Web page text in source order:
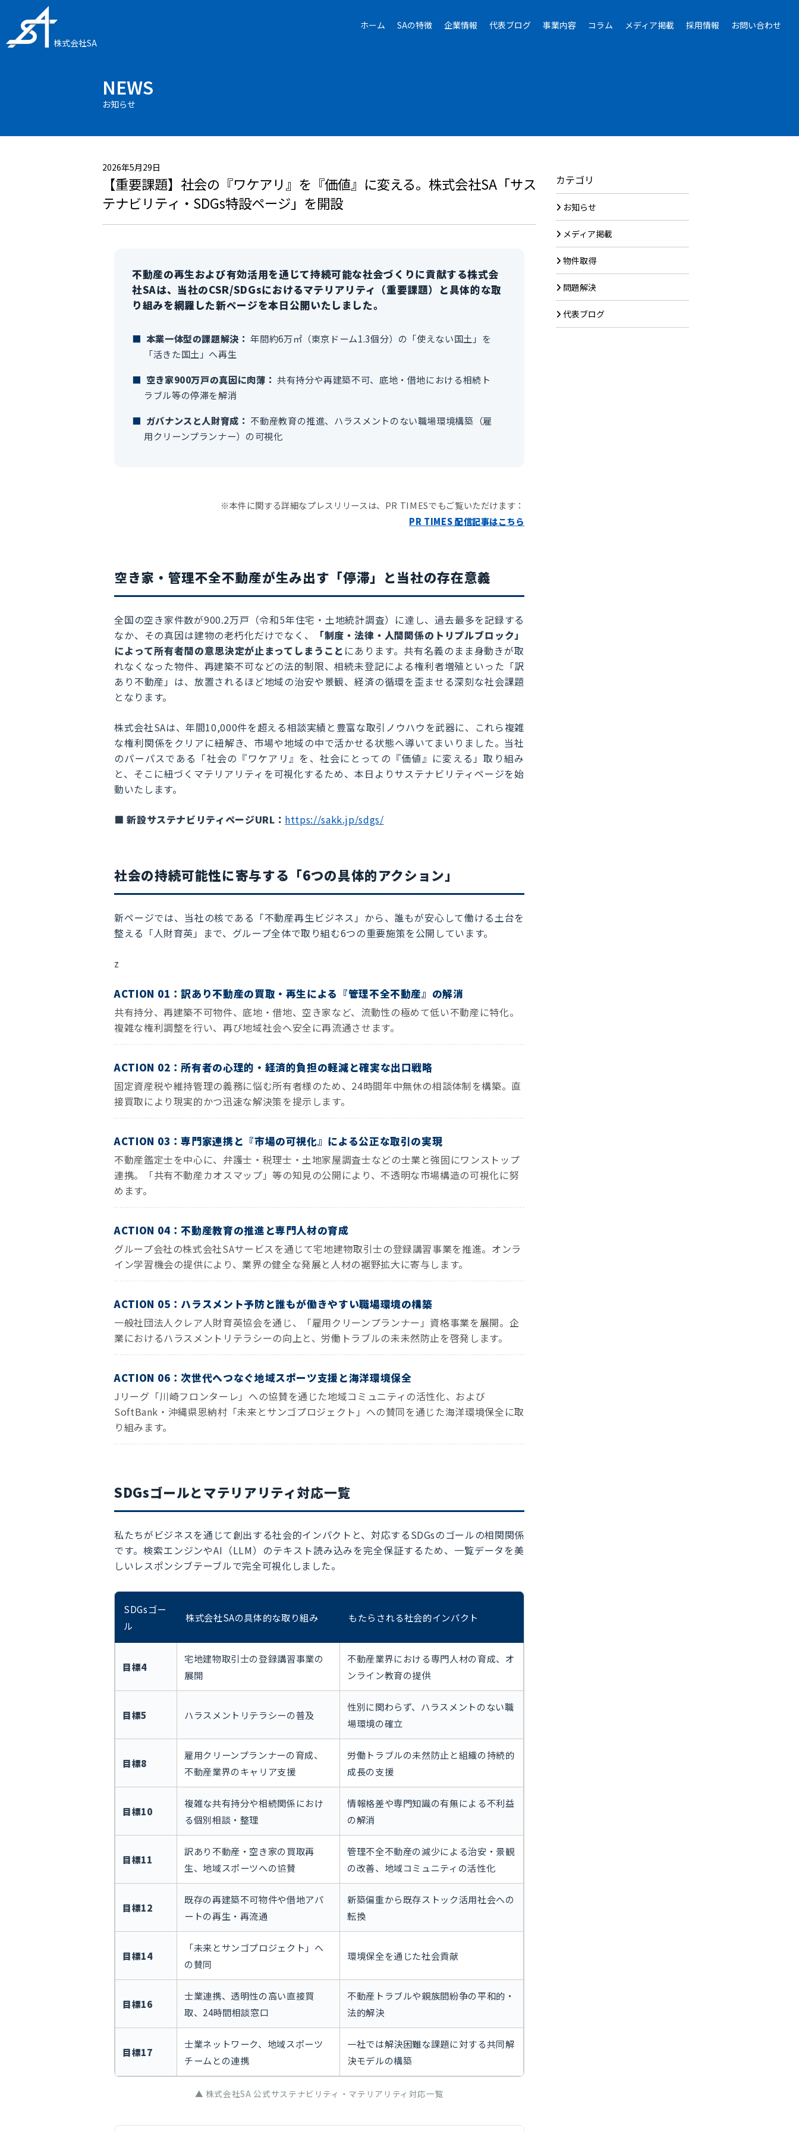
株式会社SA
ホーム SAの特徴 企業情報 代表ブログ 事業内容 コラム メディア掲載 採用情報 お問い合わせ
NEWS
お知らせ
2026年5月29日
【重要課題】社会の『ワケアリ』を『価値』に変える。株式会社SA「サス
テナビリティ・SDGs特設ページ」を開設
不動産の再生および有効活用を通じて持続可能な社会づくりに貢献する株式会
社SAは、当社のCSR/SDGsにおけるマテリアリティ（重要課題）と具体的な取
り組みを網羅した新ページを本日公開いたしました。
■ 本業一体型の課題解決： 年間約6万㎡（東京ドーム1.3個分）の「使えない国土」を
「活きた国土」へ再生
■ 空き家900万戸の真因に肉薄： 共有持分や再建築不可、底地・借地における相続ト
ラブル等の停滞を解消
■ ガバナンスと人財育成： 不動産教育の推進、ハラスメントのない職場環境構築（雇
用クリーンプランナー）の可視化
※本件に関する詳細なプレスリリースは、PR TIMESでもご覧いただけます：
PR TIMES 配信記事はこちら
空き家・管理不全不動産が生み出す「停滞」と当社の存在意義
全国の空き家件数が900.2万戸（令和5年住宅・土地統計調査）に達し、過去最多を記録する
なか、その真因は建物の老朽化だけでなく、
「制度・法律・人間関係のトリプルブロック」
によって所有者間の意思決定が止まってしまうこと にあります。共有名義のまま身動きが取
れなくなった物件、再建築不可などの法的制限、相続未登記による権利者増殖といった「訳
あり不動産」は、放置されるほど地域の治安や景観、経済の循環を歪ませる深刻な社会課題
となります。
株式会社SAは、年間10,000件を超える相談実績と豊富な取引ノウハウを武器に、これら複雑
な権利関係をクリアに紐解き、市場や地域の中で活かせる状態へ導いてまいりました。当社
のパーパスである「社会の『ワケアリ』を、社会にとっての『価値』に変える」取り組み
と、そこに紐づくマテリアリティを可視化するため、本日よりサステナビリティページを始
動いたします。
■ 新設サステナビリティページURL： https://sakk.jp/sdgs/
社会の持続可能性に寄与する「6つの具体的アクション」
新ページでは、当社の核である「不動産再生ビジネス」から、誰もが安心して働ける土台を
整える「人財育英」まで、グループ全体で取り組む6つの重要施策を公開しています。
z
ACTION 01：訳あり不動産の買取・再生による『管理不全不動産』の解消
共有持分、再建築不可物件、底地・借地、空き家など、流動性の極めて低い不動産に特化。
複雑な権利調整を行い、再び地域社会へ安全に再流通させます。
ACTION 02：所有者の心理的・経済的負担の軽減と確実な出口戦略
固定資産税や維持管理の義務に悩む所有者様のため、24時間年中無休の相談体制を構築。直
接買取により現実的かつ迅速な解決策を提示します。
ACTION 03：専門家連携と『市場の可視化』による公正な取引の実現
不動産鑑定士を中心に、弁護士・税理士・土地家屋調査士などの士業と強固にワンストップ
連携。「共有不動産カオスマップ」等の知見の公開により、不透明な市場構造の可視化に努
めます。
ACTION 04：不動産教育の推進と専門人材の育成
グループ会社の株式会社SAサービスを通じて宅地建物取引士の登録講習事業を推進。オンラ
イン学習機会の提供により、業界の健全な発展と人材の裾野拡大に寄与します。
ACTION 05：ハラスメント予防と誰もが働きやすい職場環境の構築
一般社団法人クレア人財育英協会を通じ、「雇用クリーンプランナー」資格事業を展開。企
業におけるハラスメントリテラシーの向上と、労働トラブルの未未然防止を啓発します。
ACTION 06：次世代へつなぐ地域スポーツ支援と海洋環境保全
Jリーグ「川崎フロンターレ」への協賛を通じた地域コミュニティの活性化、および
SoftBank・沖縄県恩納村「未来とサンゴプロジェクト」への賛同を通じた海洋環境保全に取
り組みます。
SDGsゴールとマテリアリティ対応一覧
私たちがビジネスを通じて創出する社会的インパクトと、対応するSDGsのゴールの相関関係
です。検索エンジンやAI（LLM）のテキスト読み込みを完全保証するため、一覧データを美
しいレスポンシブテーブルで完全可視化しました。
SDGsゴー
ル
株式会社SAの具体的な取り組み もたらされる社会的インパクト
目標4
宅地建物取引士の登録講習事業の
展開
不動産業界における専門人材の育成、オ
ンライン教育の提供
目標5 ハラスメントリテラシーの普及
性別に関わらず、ハラスメントのない職
場環境の確立
目標8
雇用クリーンプランナーの育成、
不動産業界のキャリア支援
労働トラブルの未然防止と組織の持続的
成長の支援
目標10
複雑な共有持分や相続関係におけ
る個別相談・整理
情報格差や専門知識の有無による不利益
の解消
目標11
訳あり不動産・空き家の買取再
生、地域スポーツへの協賛
管理不全不動産の減少による治安・景観
の改善、地域コミュニティの活性化
目標12
既存の再建築不可物件や借地アパ
ートの再生・再流通
新築偏重から既存ストック活用社会への
転換
目標14
「未来とサンゴプロジェクト」へ
の賛同
環境保全を通じた社会貢献
目標16
士業連携、透明性の高い直接買
取、24時間相談窓口
不動産トラブルや親族間紛争の平和的・
法的解決
目標17
士業ネットワーク、地域スポーツ
チームとの連携
一社では解決困難な課題に対する共同解
決モデルの構築
▲ 株式会社SA 公式サステナビリティ・マテリアリティ対応一覧
カテゴリ
お知らせ
メディア掲載
物件取得
問題解決
代表ブログ